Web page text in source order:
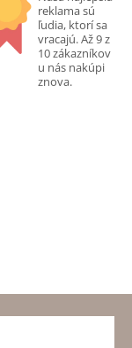
reklama sú
ľudia, ktorí sa
vracajú. Až 9 z
10 zákazníkov
u nás nakúpi
znova.